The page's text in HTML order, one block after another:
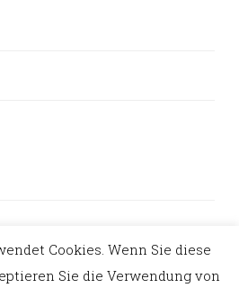
BY WORDPRESS
Cookies. Wenn Sie diese
Sie die Verwendung von